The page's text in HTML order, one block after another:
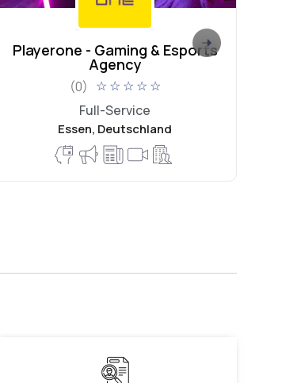
Playerone - Gaming & Esports
Agency
(0) ☆ ☆ ☆ ☆ ☆
Full-Service
Essen, Deutschland